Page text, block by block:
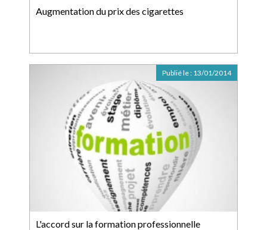
Augmentation du prix des cigarettes
L'accord sur la formation professionnelle
Publié le : 13/01/2014